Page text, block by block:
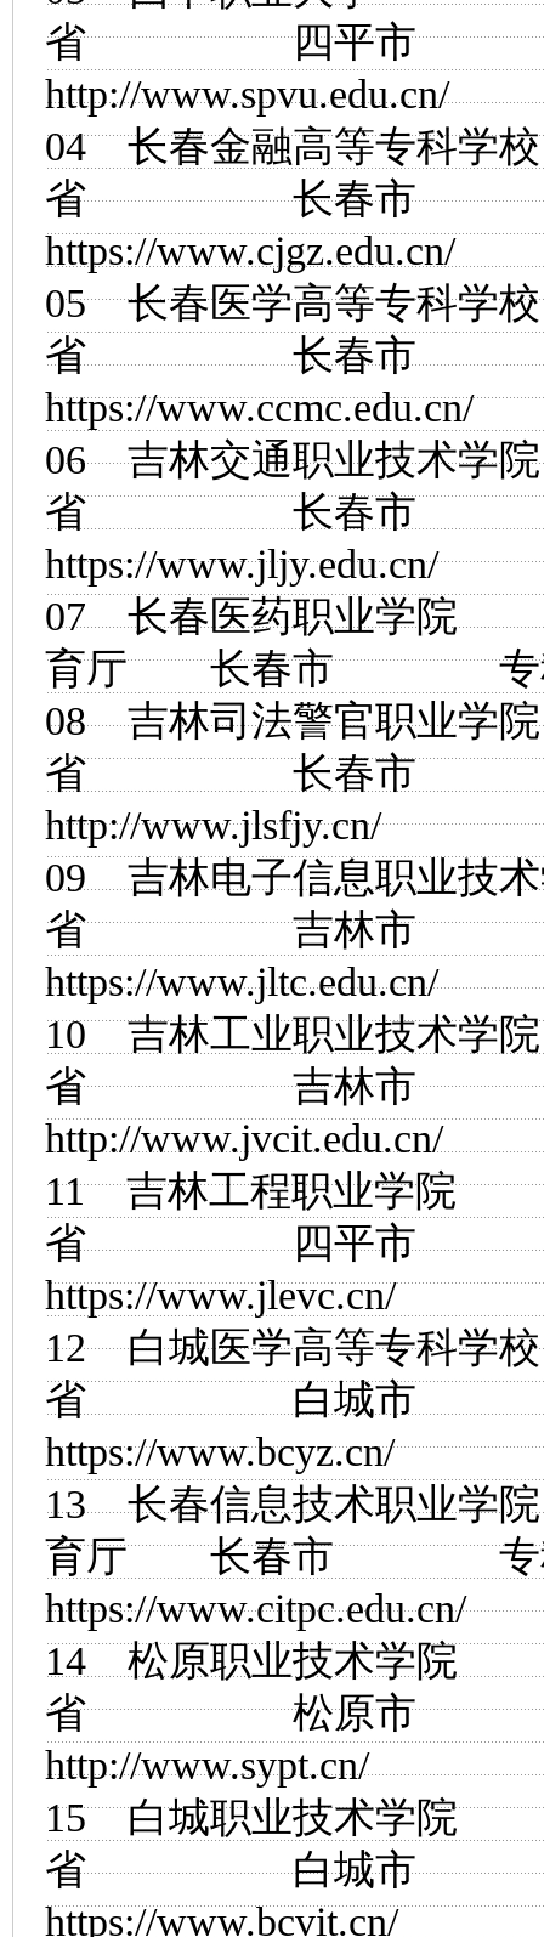
省 四平
http://www.spvu.edu.cn/
04长春金融高等专科学校
省 长春
https://www.cjgz.edu.cn/
05长春医学高等专科学校
省 长春
https://www.ccmc.edu.cn/
06吉林交通职业技术学院
省 长春
https://www.jljy.edu.cn/
07长春医药职业学院
育厅 长春
08吉林司法警官职业学院
省 长春
http://www.jlsfjy.cn/
09吉林电子信息职业技
省 吉林
https://www.jltc.edu.cn/
10吉林工业职业技术学院
省 吉林
http://www.jvcit.edu.cn/
11吉林工程职业学院
省 四平
https://www.jlevc.cn/
12白城医学高等专科学校
省 白城
https://www.bcyz.cn/
13长春信息技术职业学院
育厅 长春
https://www.citpc.edu.cn/
14 松原职业技术学院
省 松原
http://www.sypt.cn/
15白城职业技术学院
省 白城
https://www.bcvit.cn/